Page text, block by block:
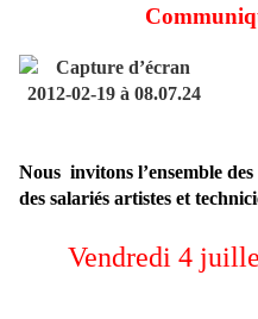
Nous invitons l’ensemble
des salariés artistes et
Vendredi 4